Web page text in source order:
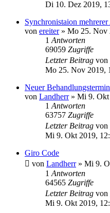
Di 10. Dez 2019,
Synchronistaion
von ereiter» Mo 25. Nov
1 Antworten
69059 Zugriffe
Letzter Beitrag von
Mo 25. Nov 2019,
Neuer Behandlungstermin
von Landherr» Mi 9. Okt
1 Antworten
63757 Zugriffe
Letzter Beitrag von
Mi 9. Okt 2019,
Giro Code
von Landherr» Mi 9.
1 Antworten
64565 Zugriffe
Letzter Beitrag von
Mi 9. Okt 2019,